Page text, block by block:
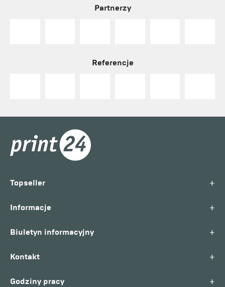
Partnerzy
Referencje
Topseller +
Informacje +
Biuletyn informacyjny +
Kontakt +
Godziny pracy +